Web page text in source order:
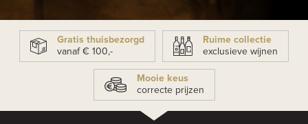
Gratis thuisbezorgd
vanaf € 100,-
Ruime collectie
exclusieve wijnen
Mooie keus
correcte prijzen